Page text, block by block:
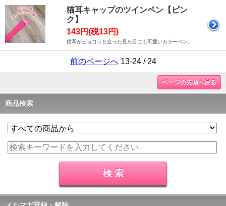
猫耳キャップのツインペン【ピン
ク】
143円(税13円)
猫耳がビョコッと立った見た目にも可愛いカラーペン。
前のページへ13-24 / 24
ページの先頭へ戻る
商品検索